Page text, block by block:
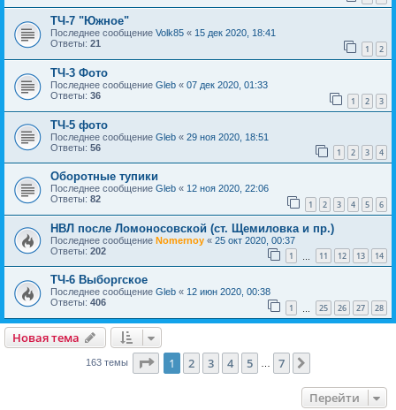
ТЧ-7 "Южное"
Последнее сообщение Volk85 « 15 дек 2020, 18:41
Ответы: 21 1 2
ТЧ-3 Фото
Последнее сообщение Gleb « 07 дек 2020, 01:33
Ответы: 36 1 2 3
ТЧ-5 фото
Последнее сообщение Gleb « 29 ноя 2020, 18:51
Ответы: 56 1 2 3 4
Оборотные тупики
Последнее сообщение Gleb « 12 ноя 2020, 22:06
Ответы: 82 1 2 3 4 5 6
НВЛ после Ломоносовской (ст. Щемиловка и пр.)
Последнее сообщение Nomernoy « 25 окт 2020, 00:37
Ответы: 202 1 11 12 13 14
ТЧ-6 Выборгское
Последнее сообщение Gleb « 12 июн 2020, 00:38
Ответы: 406 1 25 26 27 28
Новая тема
163 темы Страница из
1 2 3 4 5 7
Перейти